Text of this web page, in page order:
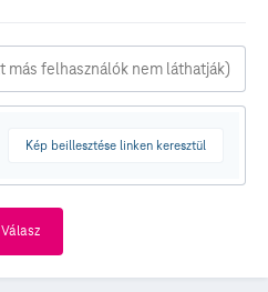
Kép beillesztése linken keresztül
Válasz